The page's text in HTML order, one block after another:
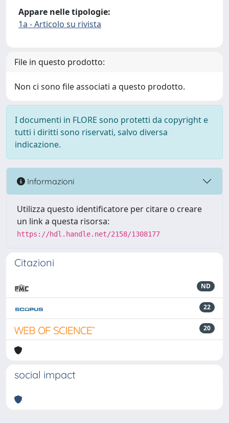
Appare nelle tipologie:
1a - Articolo su rivista
File in questo prodotto:
Non ci sono file associati a questo prodotto.
I documenti in FLORE sono protetti da copyright e
tutti i diritti sono riservati, salvo diversa
indicazione.
Informazioni
Utilizza questo identificatore per citare o creare
un link a questa risorsa:
https://hdl.handle.net/2158/1308177
Citazioni
ND
22
20
social impact